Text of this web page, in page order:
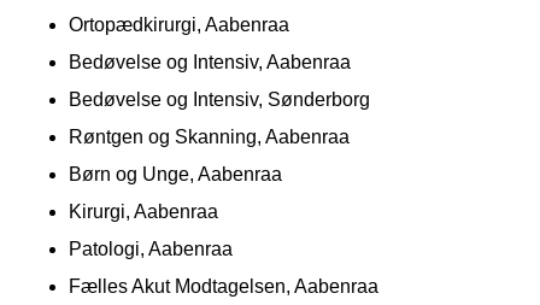
Ortopædkirurgi, Aabenraa
Bedøvelse og Intensiv, Aabenraa
Bedøvelse og Intensiv, Sønderborg
Røntgen og Skanning, Aabenraa
Børn og Unge, Aabenraa
Kirurgi, Aabenraa
Patologi, Aabenraa
Fælles Akut Modtagelsen, Aabenraa